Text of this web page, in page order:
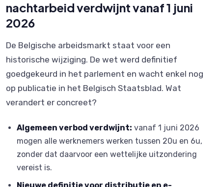
nachtarbeid verdwijnt vanaf 1 juni
2026
De Belgische arbeidsmarkt staat voor een
historische wijziging. De wet werd definitief
goedgekeurd in het parlement en wacht enkel nog
op publicatie in het Belgisch Staatsblad. Wat
verandert er concreet?
Algemeen verbod verdwijnt: vanaf 1 juni 2026
mogen alle werknemers werken tussen 20u en 6u,
zonder dat daarvoor een wettelijke uitzondering
vereist is.